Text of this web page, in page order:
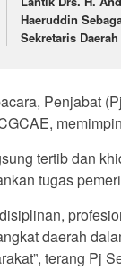
Haeruddin
Sekretaris
Penjabat
tertib dan
tugas
daerah
terang Pj